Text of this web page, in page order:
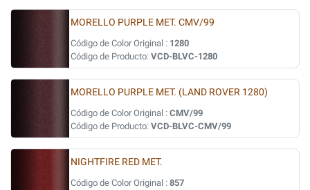
MORELLO PURPLE MET. CMV/99
Código de Color Original : 1280
Código de Producto: VCD-BLVC-1280
MORELLO PURPLE MET. (LAND ROVER 1280)
Código de Color Original : CMV/99
Código de Producto: VCD-BLVC-CMV/99
NIGHTFIRE RED MET.
Código de Color Original : 857